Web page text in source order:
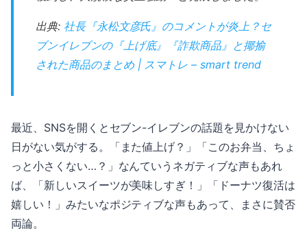
出典: 社長『永松文彦氏』のコメントが炎上？セ
ブンイレブンの『上げ底』『詐欺商品』と揶揄
された商品のまとめ | スマトレ – smart trend
最近、SNSを開くとセブン-イレブンの話題を見かけない
日がない気がする。「また値上げ？」「このお弁当、ちょ
っと小さくない…？」なんていうネガティブな声もあれ
ば、「新しいスイーツが美味しすぎ！」「ドーナツ復活は
嬉しい！」みたいなポジティブな声もあって、まさに賛否
両論。